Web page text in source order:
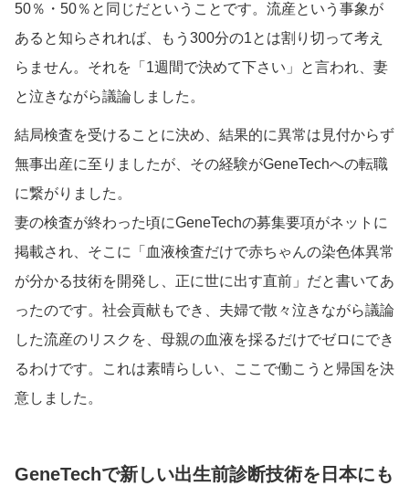
50％・50％と同じだということです。流産という事象が
あると知らされれば、もう300分の1とは割り切って考え
らません。それを「1週間で決めて下さい」と言われ、妻
と泣きながら議論しました。
結局検査を受けることに決め、結果的に異常は見付からず
無事出産に至りましたが、その経験がGeneTechへの転職
に繋がりました。
妻の検査が終わった頃にGeneTechの募集要項がネットに
掲載され、そこに「血液検査だけで赤ちゃんの染色体異常
が分かる技術を開発し、正に世に出す直前」だと書いてあ
ったのです。社会貢献もでき、夫婦で散々泣きながら議論
した流産のリスクを、母親の血液を採るだけでゼロにでき
るわけです。これは素晴らしい、ここで働こうと帰国を決
意しました。
GeneTechで新しい出生前診断技術を日本にも